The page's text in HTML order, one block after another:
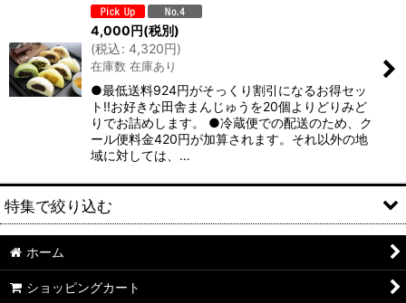
絞り込む
4,000円(税別)
(税込: 4,320円)
在庫数 在庫あり
●最低送料924円がそっくり割引になるお得セッ
ト!!お好きな田舎まんじゅうを20個よりどりみど
りでお詰めします。 ●冷蔵便での配送のため、ク
ール便料金420円が加算されます。それ以外の地
域に対しては、…
特集で絞り込む
季節限定
おすすめギフト
ホーム
ショッピングカート